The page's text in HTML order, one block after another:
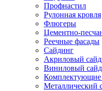
Профнастил
Рулонная кровля
Флюгеры
Цементно-
Реечные фасады
Сайдинг
Акриловый
Виниловый
Комплектующие
Металлический